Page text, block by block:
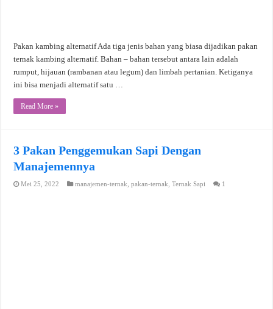
Pakan kambing alternatif Ada tiga jenis bahan yang biasa dijadikan pakan
ternak kambing alternatif. Bahan – bahan tersebut antara lain adalah
rumput, hijauan (rambanan atau legum) dan limbah pertanian. Ketiganya
ini bisa menjadi alternatif satu …
Read More »
3 Pakan Penggemukan Sapi Dengan
Manajemennya
Mei 25, 2022 manajemen-ternak ,pakan-ternak ,Ternak Sapi 1